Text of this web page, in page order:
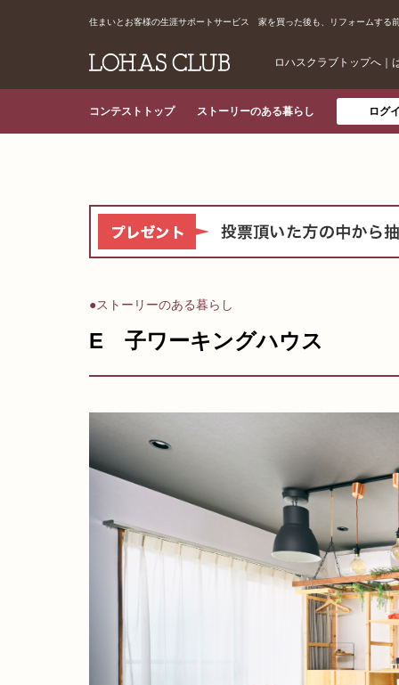
住まいとお客様の生涯サポートサービス 家を買った後も、リフォームする
ロハスクラブトップへ
コンテストトップ ストーリーのある暮らし ログ
●ストーリーのある暮らし
E 子ワーキングハウス